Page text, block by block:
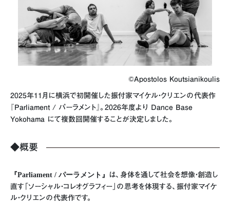
©Apostolos Koutsianikoulis
2025年11月に横浜で初開催した振付家マイケル・クリエンの代表作
『Parliament / パーラメント』。2026年度より Dance Base
Yokohama にて複数回開催することが決定しました。
◆概要
『Parliament / パーラメント』
は、身体を通して社会を想像・創造し
直す「ソーシャル・コレオグラフィー」の思考を体現する、振付家マイケ
ル・クリエンの代表作です。